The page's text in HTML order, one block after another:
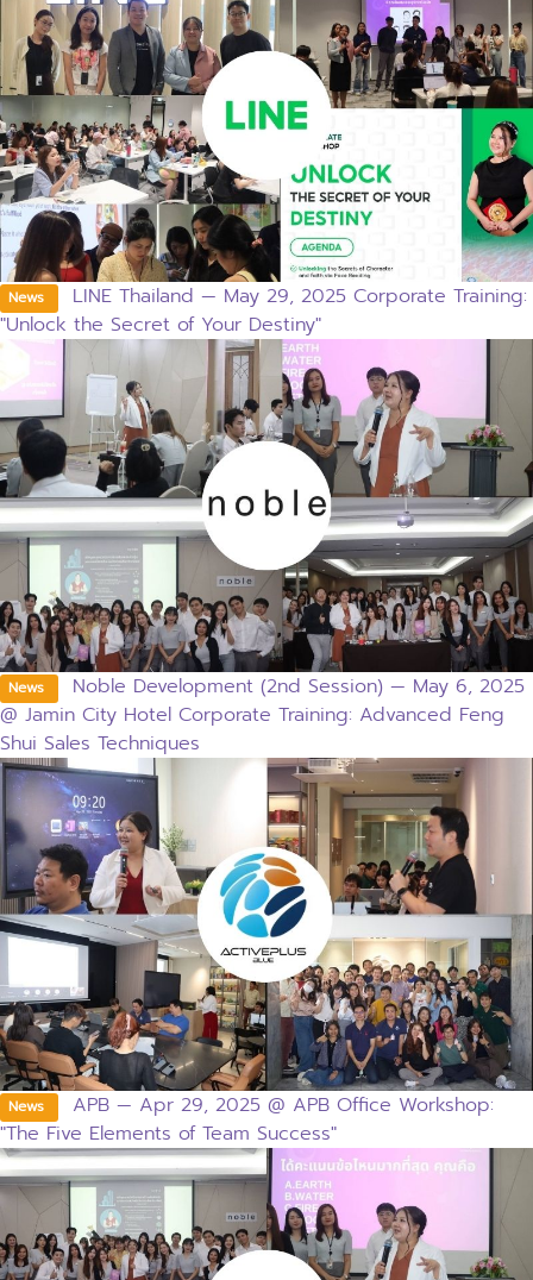
News
LINE Thailand — May 29, 2025 Corporate Training:
"Unlock the Secret of Your Destiny"
News
Noble Development (2nd Session) — May 6, 2025
@ Jamin City Hotel Corporate Training: Advanced Feng
Shui Sales Techniques
News
APB — Apr 29, 2025 @ APB Office Workshop:
"The Five Elements of Team Success"